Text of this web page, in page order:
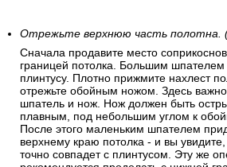
Отрежьте верхнюю часть полотна.
Сначала продавите место
границей потолка. Большим шпателем
плинтусу. Плотно прижмите нахлест
отрежьте обойным ножом. Здесь
шпатель и нож. Нож должен быть
плавным, под небольшим углом к
После этого маленьким шпателем
верхнему краю потолка - и вы
точно совпадет с плинтусом. Эту же